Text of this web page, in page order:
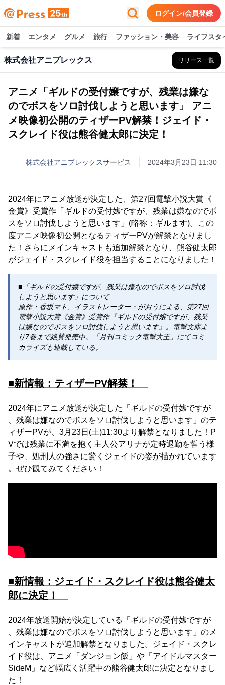
ログイン/会員登録
新着 エンタメ グルメ 旅行 ファッション・美容 ライフスタ
株式会社アニプレックス リリース一覧
アニメ「ギルドの受付嬢ですが、残業は嫌な
のでボスをソロ討伐しようと思います」 アニ
メ映像初公開のティザーPV解禁！ジェイド・
スクレイド役は熊谷健太郎に決定！
株式会社アニプレックスサービス 2024年3月23日 11:30
2024年にアニメ放送が決定した、第27回電撃小説大賞《
金賞》受賞作「ギルドの受付嬢ですが、残業は嫌なのでボ
スをソロ討伐しようと思います」(略称：ギルます)。この
度アニメ映像初公開となるティザーPVが解禁となりまし
た！さらにメインキャストも追加解禁となり、熊谷健太郎
がジェイド・スクレイド役を担当することになりました！
■「ギルドの受付嬢ですが、残業は嫌なのでボスをソロ討伐
しようと思います」について
原作・香坂マト、イラストレーター・がおうによる、第27回
電撃小説大賞《金賞》受賞作『ギルドの受付嬢ですが、残業
は嫌なのでボスをソロ討伐しようと思います』。電撃文庫よ
り7巻まで絶賛発売中。「月刊コミック電撃大王」にてコミ
カライズも連載している。
■新情報：ティザーPV解禁！
2024年にアニメ放送が決定した「ギルドの受付嬢ですが
、残業は嫌なのでボスをソロ討伐しようと思います」のテ
ィザーPVが、3月23日(土)11:30より解禁となりました！P
Vでは残業に不満を抱く主人公アリナが定時退勤を誓う様
子や、処刑人の強さに驚くジェイドの姿が描かれています
。ぜひ観てみてください！
■新情報：ジェイド・スクレイド役は熊谷健太
郎に決定！
2024年放送開始が決定している「ギルドの受付嬢ですが
、残業は嫌なのでボスをソロ討伐しようと思います」のメ
インキャストが追加解禁となりました。ジェイド・スクレ
イド役は、アニメ「ダンジョン飯」や「アイドルマスター
SideM」など幅広く活躍中の熊谷健太郎に決定となりまし
た！